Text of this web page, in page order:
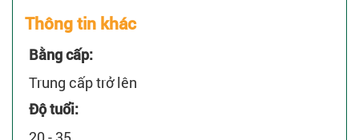
Thông tin khác
Bằng cấp:
Trung cấp trở lên
Độ tuổi: